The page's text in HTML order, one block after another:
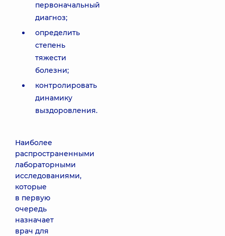
первоначальный
диагноз;
определить
степень
тяжести
болезни;
контролировать
динамику
выздоровления.
Наиболее
распространенными
лабораторными
исследованиями,
которые
в первую
очередь
назначает
врач для